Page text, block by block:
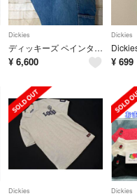
Dickies
ディッキーズ ペインターパンツ デニム地 メキシコ製 刺繍 34×32
¥ 6,600
Dickies
¥ 699
Dickies Dickies